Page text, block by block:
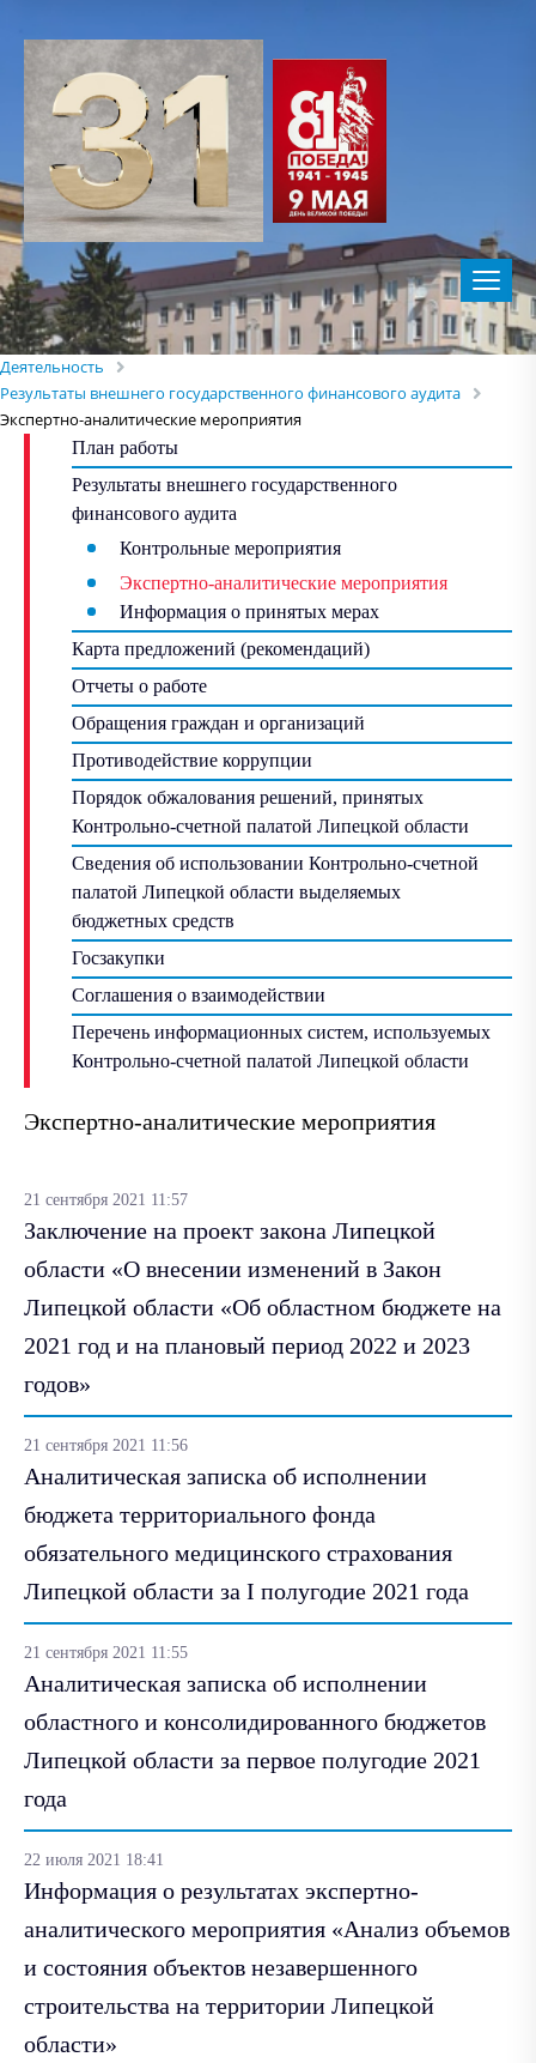
Деятельность
Результаты внешнего государственного финансового аудита
Экспертно-аналитические мероприятия
План работы
Результаты внешнего государственного
финансового аудита
Контрольные мероприятия
Экспертно-аналитические мероприятия
Информация о принятых мерах
Карта предложений (рекомендаций)
Отчеты о работе
Обращения граждан и организаций
Противодействие коррупции
Порядок обжалования решений, принятых
Контрольно-счетной палатой Липецкой области
Сведения об использовании Контрольно-счетной
палатой Липецкой области выделяемых
бюджетных средств
Госзакупки
Соглашения о взаимодействии
Перечень информационных систем, используемых
Контрольно-счетной палатой Липецкой области
Экспертно-аналитические мероприятия
21 сентября 2021 11:57
Заключение на проект закона Липецкой
области «О внесении изменений в Закон
Липецкой области «Об областном бюджете на
2021 год и на плановый период 2022 и 2023
годов»
21 сентября 2021 11:56
Аналитическая записка об исполнении
бюджета территориального фонда
обязательного медицинского страхования
Липецкой области за I полугодие 2021 года
21 сентября 2021 11:55
Аналитическая записка об исполнении
областного и консолидированного бюджетов
Липецкой области за первое полугодие 2021
года
22 июля 2021 18:41
Информация о результатах экспертно-
аналитического мероприятия «Анализ объемов
и состояния объектов незавершенного
строительства на территории Липецкой
области»